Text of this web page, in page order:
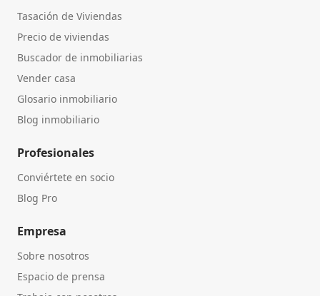
Tasación de Viviendas
Precio de viviendas
Buscador de inmobiliarias
Vender casa
Glosario inmobiliario
Blog inmobiliario
Profesionales
Conviértete en socio
Blog Pro
Empresa
Sobre nosotros
Espacio de prensa